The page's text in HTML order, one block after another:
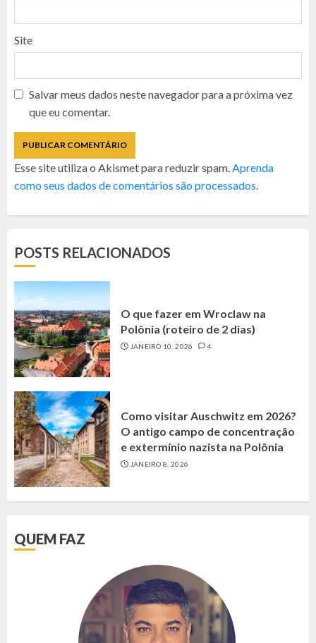
Site
Salvar meus dados neste navegador para a próxima vez
que eu comentar.
Esse site utiliza o Akismet para reduzir spam. Aprenda
como seus dados de comentários são processados
POSTS RELACIONADOS
O que fazer em Wroclaw na
Polônia (roteiro de 2 dias)
JANEIRO 10, 2026 4
Como visitar Auschwitz em 2026?
O antigo campo de concentração
e extermínio nazista na Polônia
JANEIRO 8, 2026
QUEM FAZ